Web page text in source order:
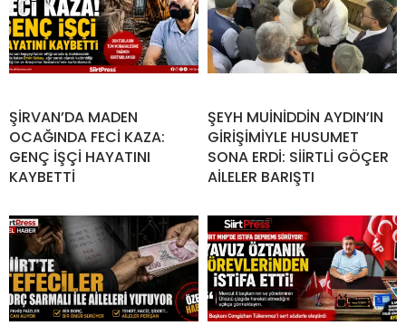
ŞİRVAN’DA MADEN
OCAĞINDA FECİ KAZA:
GENÇ İŞÇİ HAYATINI
KAYBETTİ
ŞEYH MUİNİDDİN AYDIN’IN
GİRİŞİMİYLE HUSUMET
SONA ERDİ: SİİRTLİ GÖÇER
AİLELER BARIŞTI